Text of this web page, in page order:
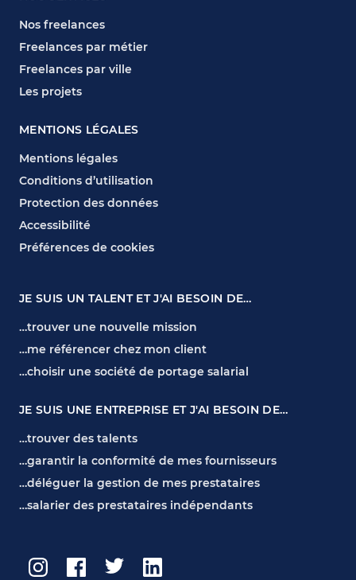
Nos freelances
Freelances par métier
Freelances par ville
Les projets
MENTIONS LÉGALES
Mentions légales
Conditions d’utilisation
Protection des données
Accessibilité
Préférences de cookies
JE SUIS UN TALENT ET J'AI BESOIN DE…
…trouver une nouvelle mission
…me référencer chez mon client
…choisir une société de portage salarial
JE SUIS UNE ENTREPRISE ET J'AI BESOIN DE…
…trouver des talents
…garantir la conformité de mes fournisseurs
…déléguer la gestion de mes prestataires
…salarier des prestataires indépendants